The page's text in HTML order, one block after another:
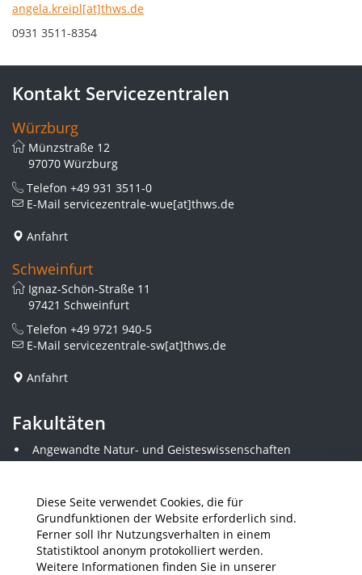
Diese Seite verwendet Cookies, die für
Grundfunktionen der Website erforderlich sind.
Ferner soll Ihr Nutzungsverhalten in einem
Statistiktool anonym protokolliert werden.
Weitere Informationen finden Sie in unserer
angela.kreipl[at]thws.de
0931 3511-8354
Kontakt Servicezentralen
Würzburg
Münzstraße 12
97070 Würzburg
Telefon +49 931 3511-0
E-Mail servicezentrale-wue[at]thws.de
Anfahrt
Schweinfurt
Ignaz-Schön-Straße 11
97421 Schweinfurt
Telefon +49 9721 940-5
E-Mail servicezentrale-sw[at]thws.de
Anfahrt
Fakultäten
Angewandte Natur- und Geisteswissenschaften
Angewandte Sozialwissenschaften
Elektrotechnik
Gestaltung
Informatik und Wirtschaftsinformatik
Kunststofftechnik und Vermessung
Maschinenbau